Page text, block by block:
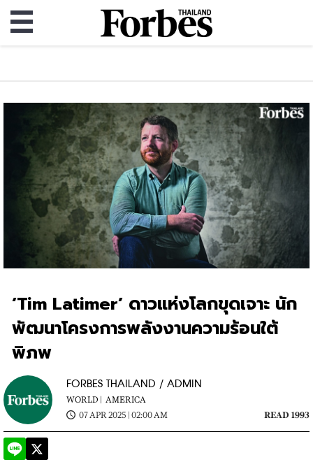
‘Tim Latimer’ ดาวแห่งโลกขุดเจาะ นัก
พัฒนาโครงการพลังงานความร้อนใต้
พิภพ
FORBES THAILAND / ADMIN
WORLD | AMERICA
07 APR 2025 | 02:00 AM
READ 1993